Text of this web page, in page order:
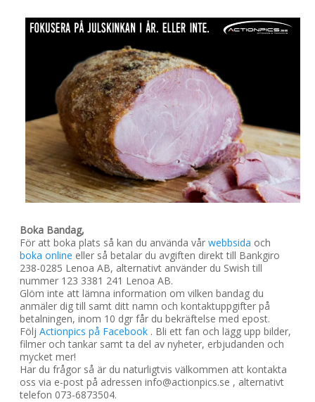
Boka Bandag,
För att boka plats så kan du använda vårwebbsida och
boka online eller så betalar du avgiften direkt till Bankgiro
238-0285 Lenoa AB, alternativt använder du Swish till
nummer 123 3381 241 Lenoa AB.
Glöm inte att lämna information om vilken bandag du
anmäler dig till samt ditt namn och kontaktuppgifter på
betalningen, inom 10 dgr får du bekräftelse med epost.
FöljActionpics på Facebook . Bli ett fan och lägg upp bilder,
filmer och tankar samt ta del av nyheter, erbjudanden och
mycket mer!
Har du frågor så är du naturligtvis välkommen att kontakta
oss via e-post på adressen info@actionpics.se , alternativt
telefon 073-6873504.